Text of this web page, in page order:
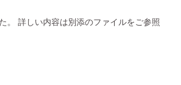
。 詳しい内容は別添のファイルをご参照